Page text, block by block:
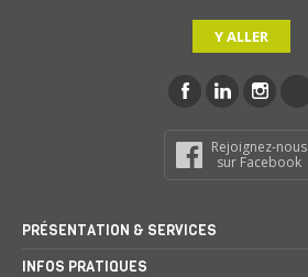
Y ALLER
Rejoignez-nous
sur Facebook
PRÉSENTATION & SERVICES
INFOS PRATIQUES